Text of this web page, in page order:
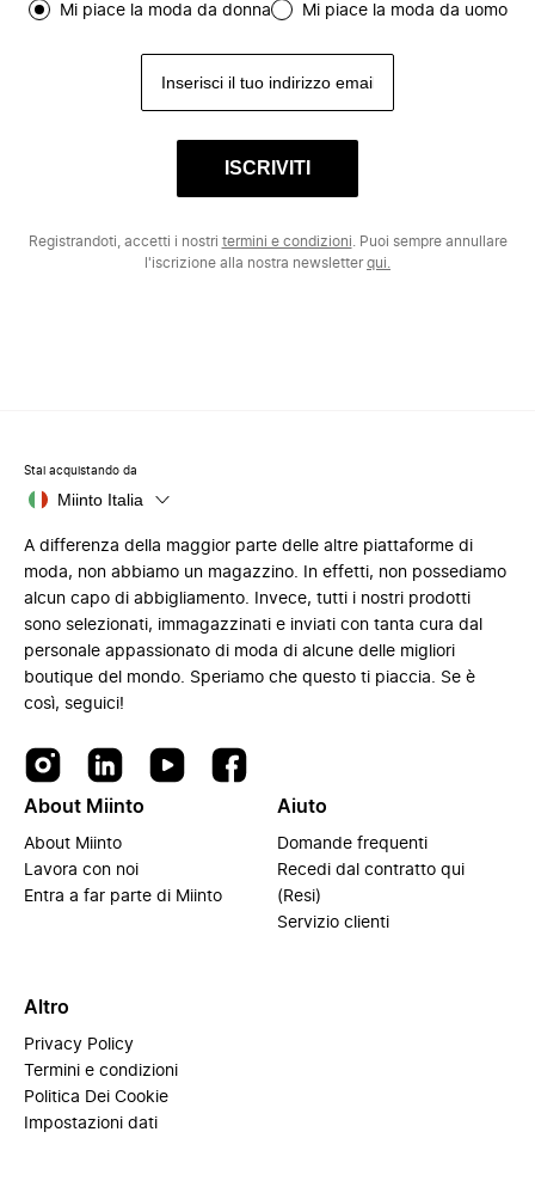
Mi piace la moda da donna Mi piace la moda da uomo
ISCRIVITI
Registrandoti, accetti i nostri termini e condizioni . Puoi sempre annullare
l'iscrizione alla nostra newsletterqui.
Stai acquistando da
Miinto Italia
A differenza della maggior parte delle altre piattaforme di
moda, non abbiamo un magazzino. In effetti, non possediamo
alcun capo di abbigliamento. Invece, tutti i nostri prodotti
sono selezionati, immagazzinati e inviati con tanta cura dal
personale appassionato di moda di alcune delle migliori
boutique del mondo. Speriamo che questo ti piaccia. Se è
così, seguici!
About Miinto
About Miinto
Lavora con noi
Entra a far parte di Miinto
Aiuto
Domande frequenti
Recedi dal contratto qui
(Resi)
Servizio clienti
Altro
Privacy Policy
Termini e condizioni
Politica Dei Cookie
Impostazioni dati